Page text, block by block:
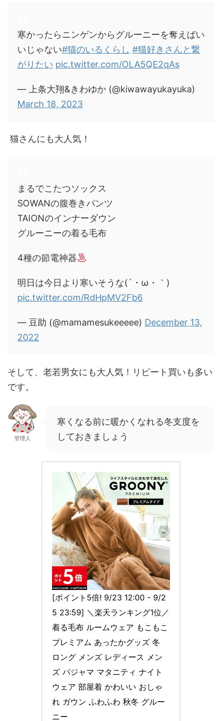
寒かったらニンゲンからグルーニーを奪えばい
いじゃない#猫のいるくらし #猫好きさんと繋
がりたい pic.twitter.com/OLA5QE2qAs
— 上条大翔&きわゆか (@kiwawayukayuka)
March 18, 2023
猫さんにも大人気！
まるでこたつソックス
SOWANの腹巻きパンツ
TAIONのインナーダウン
グルーニーの着る毛布
4種の節電神器
明日は今日より寒いそうな(´・ω・｀)
pic.twitter.com/RdHpMV2Fb6
— 豆助 (@mamamesukeeeee) December 13,
2022
そして、老若男女にも大人気！リピート買いも多い
です。
管理人
寒くなる前に暖かくなれる冬支度を
しておきましょう
[ポイント5倍! 9/23 12:00 - 9/2
5 23:59] ＼楽天ランキング1位／
着る毛布 ルームウェア もこもこ
プレミアム あったかグッズ 冬
ロング メンズ レディース メン
ズ パジャマ マタニティ ナイト
ウェア 部屋着 かわいい おしゃ
れ ガウン ふわふわ 秋冬 グルー
ニー